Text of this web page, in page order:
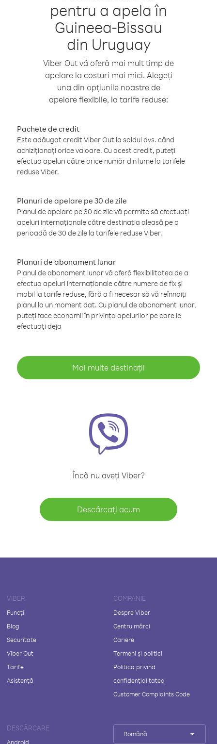
pentru a apela în
Guineea-Bissau
din Uruguay
Viber Out vă oferă mai mult timp de
apelare la costuri mai mici. Alegeți
una din opțiunile noastre de
apelare flexibile, la tarife reduse:
Pachete de credit
Este adăugat credit Viber Out la soldul dvs. când
achiziționați orice valoare. Cu acest credit, puteți
efectua apeluri către orice număr din lume la tarifele
reduse Viber.
Planuri de apelare pe 30 de zile
Planul de apelare pe 30 de zile vă permite să efectuați
apeluri internaționale către destinația aleasă pe o
perioadă de 30 de zile la tarifele reduse Viber.
Planuri de abonament lunar
Planul de abonament lunar vă oferă flexibilitatea de a
efectua apeluri internaționale către numere de fix și
mobil la tarife reduse, fără a fi necesar să vă reînnoiți
planul la un moment dat. Cu planul de abonament lunar,
puteți face economii în privința apelurilor pe care le
efectuați deja
Mai multe destinații
Încă nu aveți Viber?
Descărcați acum
VIBER
Funcții
Blog
Securitate
Viber Out
Tarife
Asistență
COMPANIE
Despre Viber
Centru mărci
Cariere
Termeni și politici
Politica privind
confidențialitatea
Customer Complaints Code
DESCĂRCARE
Android
Română